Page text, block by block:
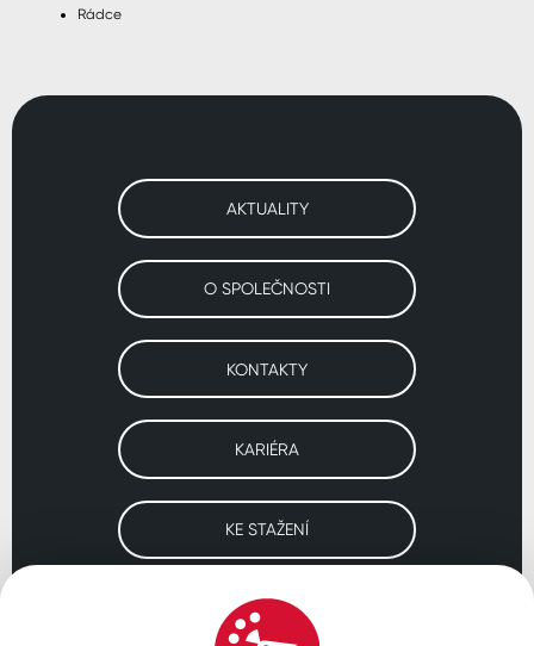
Rádce
AKTUALITY
O SPOLEČNOSTI
KONTAKTY
KARIÉRA
KE STAŽENÍ
Navštivte naše pobočky